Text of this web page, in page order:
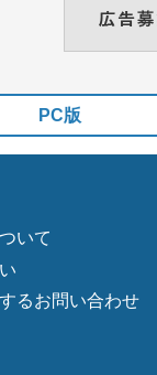
PC版
いて
るお問い合わせ